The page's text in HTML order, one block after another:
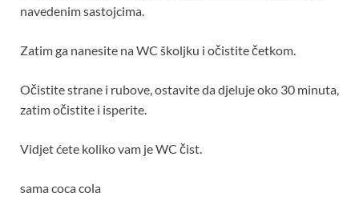
navedenim sastojcima.
Zatim ga nanesite na WC školjku i očistite četkom.
Očistite strane i rubove, ostavite da djeluje oko 30 minuta,
zatim očistite i isperite.
Vidjet ćete koliko vam je WC čist.
sama coca cola